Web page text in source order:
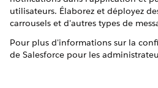
utilisateurs. Élaborez et déployez
carrousels et d'autres types de
Pour plus d'informations sur la
de Salesforce pour les